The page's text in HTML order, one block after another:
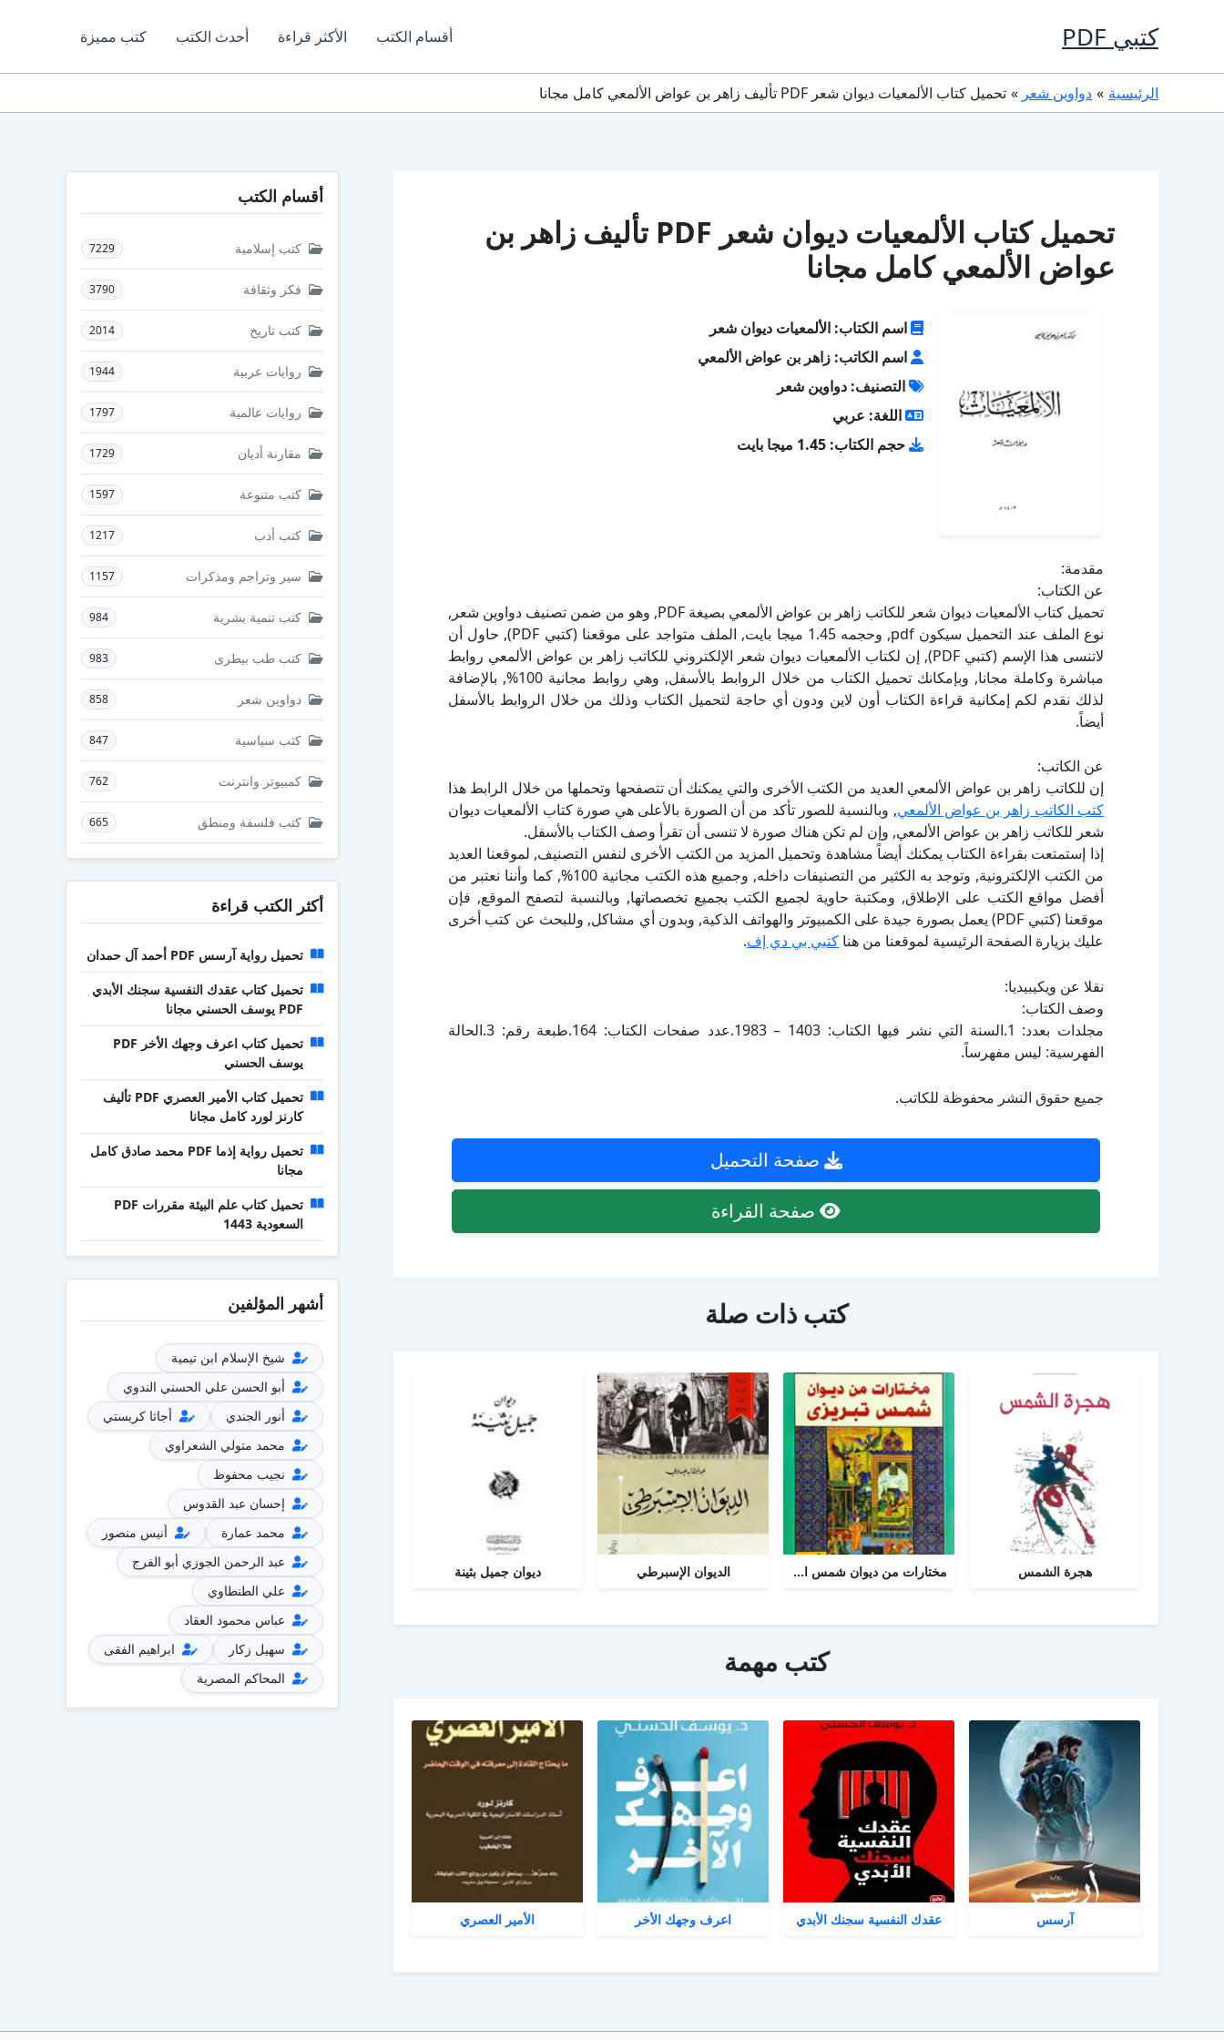
كتبي PDF أقسام الكتب الأكثر قراءة أحدث الكتب كتب مميزة
الرئيسية دواوين شعر تحميل كتاب الألمعيات ديوان شعر PDF تأليف زاهر بن عواض الألمعي كامل مجانا
تحميل كتاب الألمعيات ديوان شعر PDF تأليف زاهر بن
عواض الألمعي كامل مجانا
اسم الكتاب: الألمعيات ديوان شعر
اسم الكاتب: زاهر بن عواض الألمعي
التصنيف: دواوين شعر
اللغة: عربي
حجم الكتاب: 1.45 ميجا بايت
مقدمة:
عن الكتاب:
تحميل كتاب الألمعيات ديوان شعر للكاتب زاهر بن عواض الألمعي بصيغة PDF, وهو من ضمن تصنيف دواوين شعر,
نوع الملف عند التحميل سيكون pdf, وحجمه 1.45 ميجا بايت, الملف متواجد على موقعنا (كتبي PDF), حاول أن
لاتنسى هذا الإسم (كتبي PDF), إن لكتاب الألمعيات ديوان شعر الإلكتروني للكاتب زاهر بن عواض الألمعي روابط
مباشرة وكاملة مجانا, وبإمكانك تحميل الكتاب من خلال الروابط بالأسفل, وهي روابط مجانية 100%, بالإضافة
لذلك نقدم لكم إمكانية قراءة الكتاب أون لاين ودون أي حاجة لتحميل الكتاب وذلك من خلال الروابط بالأسفل
أيضاً.
عن الكاتب:
إن للكاتب زاهر بن عواض الألمعي العديد من الكتب الأخرى والتي يمكنك أن تتصفحها وتحملها من خلال الرابط هذا
كتب الكاتب زاهر بن عواض الألمعي, وبالنسبة للصور تأكد من أن الصورة بالأعلى هي صورة كتاب الألمعيات ديوان
شعر للكاتب زاهر بن عواض الألمعي, وإن لم تكن هناك صورة لا تنسى أن تقرأ وصف الكتاب بالأسفل.
إذا إستمتعت بقراءة الكتاب يمكنك أيضاً مشاهدة وتحميل المزيد من الكتب الأخرى لنفس التصنيف, لموقعنا العديد
من الكتب الإلكترونية, وتوجد به الكثير من التصنيفات داخله, وجميع هذه الكتب مجانية 100%, كما وأننا نعتبر من
أفضل مواقع الكتب على الإطلاق, ومكتبة حاوية لجميع الكتب بجميع تخصصاتها, وبالنسبة لتصفح الموقع, فإن
موقعنا (كتبي PDF) يعمل بصورة جيدة على الكمبيوتر والهواتف الذكية, وبدون أي مشاكل, وللبحث عن كتب أخرى
عليك بزيارة الصفحة الرئيسية لموقعنا من هنا كتبي بي دي إف.
نقلا عن ويكيبيديا:
وصف الكتاب:
مجلدات بعدد: 1.السنة التي نشر فيها الكتاب: 1403 – 1983.عدد صفحات الكتاب: 164.طبعة رقم: 3.الحالة
الفهرسية: ليس مفهرساً.
جميع حقوق النشر محفوظة للكاتب.
صفحة التحميل
صفحة القراءة
كتب ذات صلة
هجرة الشمس مختارات من ديوان شمس الدين تبريزي الديوان الإسبرطي ديوان جميل بثينة
كتب مهمة
آرسس عقدك النفسية سجنك الأبدي اعرف وجهك الأخر الأمير العصري
أقسام الكتب
كتب إسلامية 7229
فكر وثقافة 3790
كتب تاريخ 2014
روايات عربية 1944
روايات عالمية 1797
مقارنة أديان 1729
كتب متنوعة 1597
كتب أدب 1217
سير وتراجم ومذكرات 1157
كتب تنمية بشرية 984
كتب طب بيطرى 983
دواوين شعر 858
كتب سياسية 847
كمبيوتر وانترنت 762
كتب فلسفة ومنطق 665
أكثر الكتب قراءة
تحميل رواية آرسس PDF أحمد آل حمدان
تحميل كتاب عقدك النفسية سجنك الأبدي
PDF يوسف الحسني مجانا
تحميل كتاب اعرف وجهك الأخر PDF
يوسف الحسني
تحميل كتاب الأمير العصري PDF تأليف
كارنز لورد كامل مجانا
تحميل رواية إذما PDF محمد صادق كامل
مجانا
تحميل كتاب علم البيئة مقررات PDF
السعودية 1443
أشهر المؤلفين
شيخ الإسلام ابن تيمية
أبو الحسن علي الحسني الندوي
أنور الجندي
أجاثا كريستي
محمد متولي الشعراوي
نجيب محفوظ
إحسان عبد القدوس
محمد عمارة
أنيس منصور
عبد الرحمن الجوزي أبو الفرج
علي الطنطاوي
عباس محمود العقاد
سهيل زكار
ابراهيم الفقى
المحاكم المصرية